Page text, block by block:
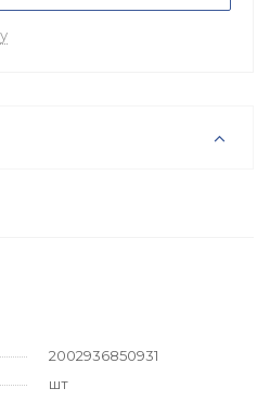
2002936850931
шт